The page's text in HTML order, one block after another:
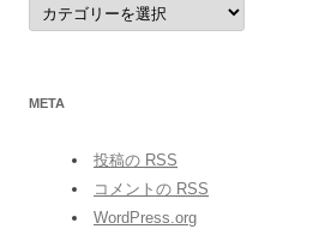
META
投稿の RSS
コメントの RSS
WordPress.org